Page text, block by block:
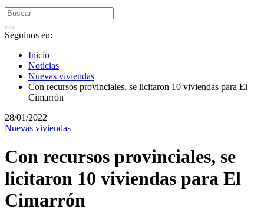
Seguinos en:
Inicio
Noticias
Nuevas viviendas
Con recursos provinciales, se licitaron 10 viviendas para El
Cimarrón
28/01/2022
Nuevas viviendas
Con recursos provinciales, se
licitaron 10 viviendas para El
Cimarrón